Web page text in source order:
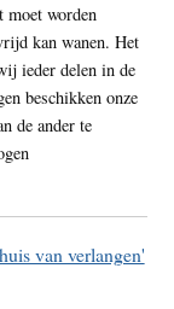
moet worden
kan wanen. Het
ieder delen in de
beschikken onze
de ander te
van verlangen'